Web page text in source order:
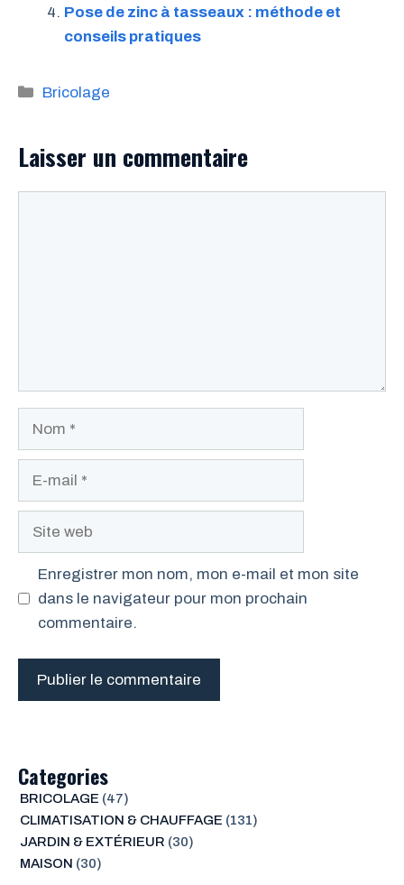
Pose de zinc à tasseaux : méthode et
conseils pratiques
Catégories
Bricolage
Laisser un commentaire
Site
Enregistrer mon nom, mon e-mail et mon site
dans le navigateur pour mon prochain
commentaire.
Categories
BRICOLAGE (47)
CLIMATISATION & CHAUFFAGE (131)
JARDIN & EXTÉRIEUR (30)
MAISON (30)